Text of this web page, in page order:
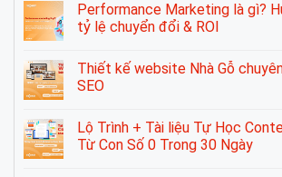
Performance Marketing là gì?
tỷ lệ chuyển đổi & ROI
Thiết kế website Nhà Gỗ
SEO
Lộ Trình + Tài liệu Tự Học
Từ Con Số 0 Trong 30 Ngày